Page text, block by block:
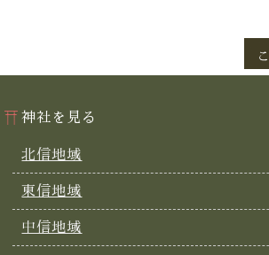
神社を見る
北信地域
東信地域
中信地域